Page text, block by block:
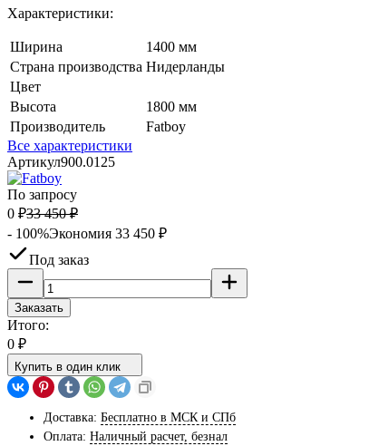
Характеристики:
Ширина
1400 мм
Страна производства Нидерланды
Цвет
Высота
1800 мм
Производитель
Fatboy
Все характеристики
Артикул900.0125
По запросу
0 ₽33 450 ₽
- 100%Экономия 33 450 ₽
Под заказ
Заказать
Итого:
0 ₽
Купить в один клик
Доставка: Бесплатно в МСК и СПб
Оплата: Наличный расчет, безнал